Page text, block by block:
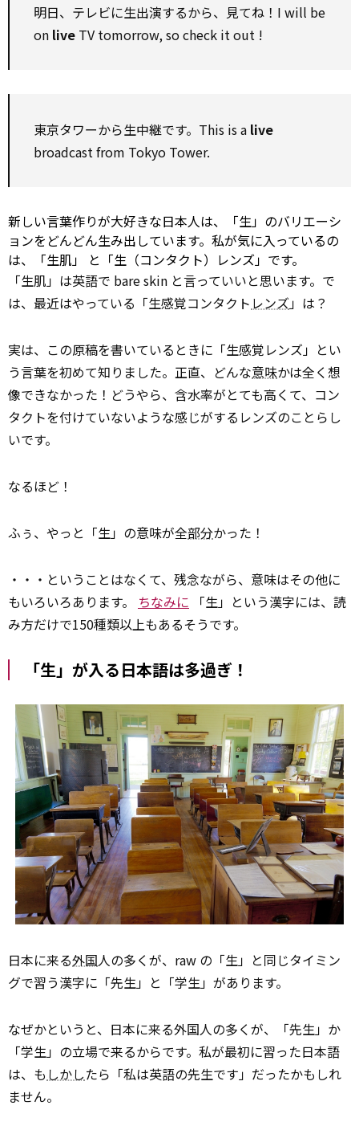
明日、テレビに生出演するから、見てね！I will be
on live TV tomorrow,socheck it out !
東京タワーから生中継です。This is a live
broadcast from Tokyo Tower.
新しい言葉作りが大好きな日本人は、「生」のバリエーシ
ョンをどんどん生み出しています。私が気に入っているの
は、「生肌」 と「生（コンタクト）レンズ」です。
「生肌」は英語で bare skin と言っていいと思います。で
は、最近はやっている「生感覚コンタクト レンズ」は？
実は、この原稿を書いているときに「生感覚レンズ」とい
う言葉を初めて知りました。正直、どんな意味かは全く想
像できなかった！どうやら、含水率がとても高くて、コン
タクトを付けていないような感じがするレンズのことらし
いです。
なるほど！
ふぅ、やっと「生」の意味が全部分かった！
・・・ということはなくて、残念ながら、意味はその他に
もいろいろあります。 ちなみに 「生」という漢字には、読
み方だけで150種類以上もあるそうです。
「生」が入る日本語は多過ぎ！
日本に来る外国人の多くが、raw の「生」と同じタイミン
グで習う漢字に「先生」と「学生」があります。
なぜかというと、日本に来る外国人の多くが、「先生」か
「学生」の立場で来るからです。私が最初に習った日本語
は、も しかしたら「私は英語の先生です」だったかもしれ
ません。